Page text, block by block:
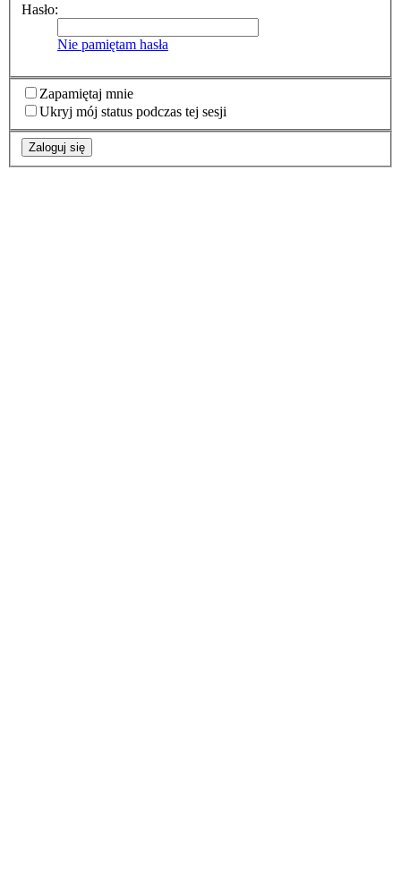
Hasło:
Nie pamiętam hasła
Zapamiętaj mnie
Ukryj mój status podczas tej sesji